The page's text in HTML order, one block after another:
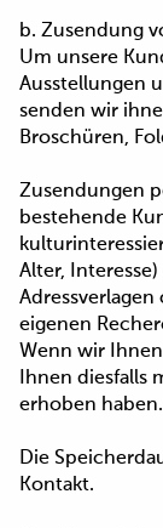
b. Zusendung
Um unsere
Ausstellungen
senden wir
Broschüren,
Zusendungen
bestehende
Alter,
eigenen
Wenn wir
Ihnen diesfalls
erhoben haben.
Die
Kontakt.